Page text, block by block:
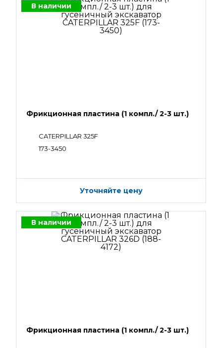
В наличии
Фрикционная пластина (1 компл./ 2-3 шт.)
CATERPILLAR 325F
173-3450
Уточняйте цену
В наличии
Фрикционная пластина (1 компл./ 2-3 шт.)